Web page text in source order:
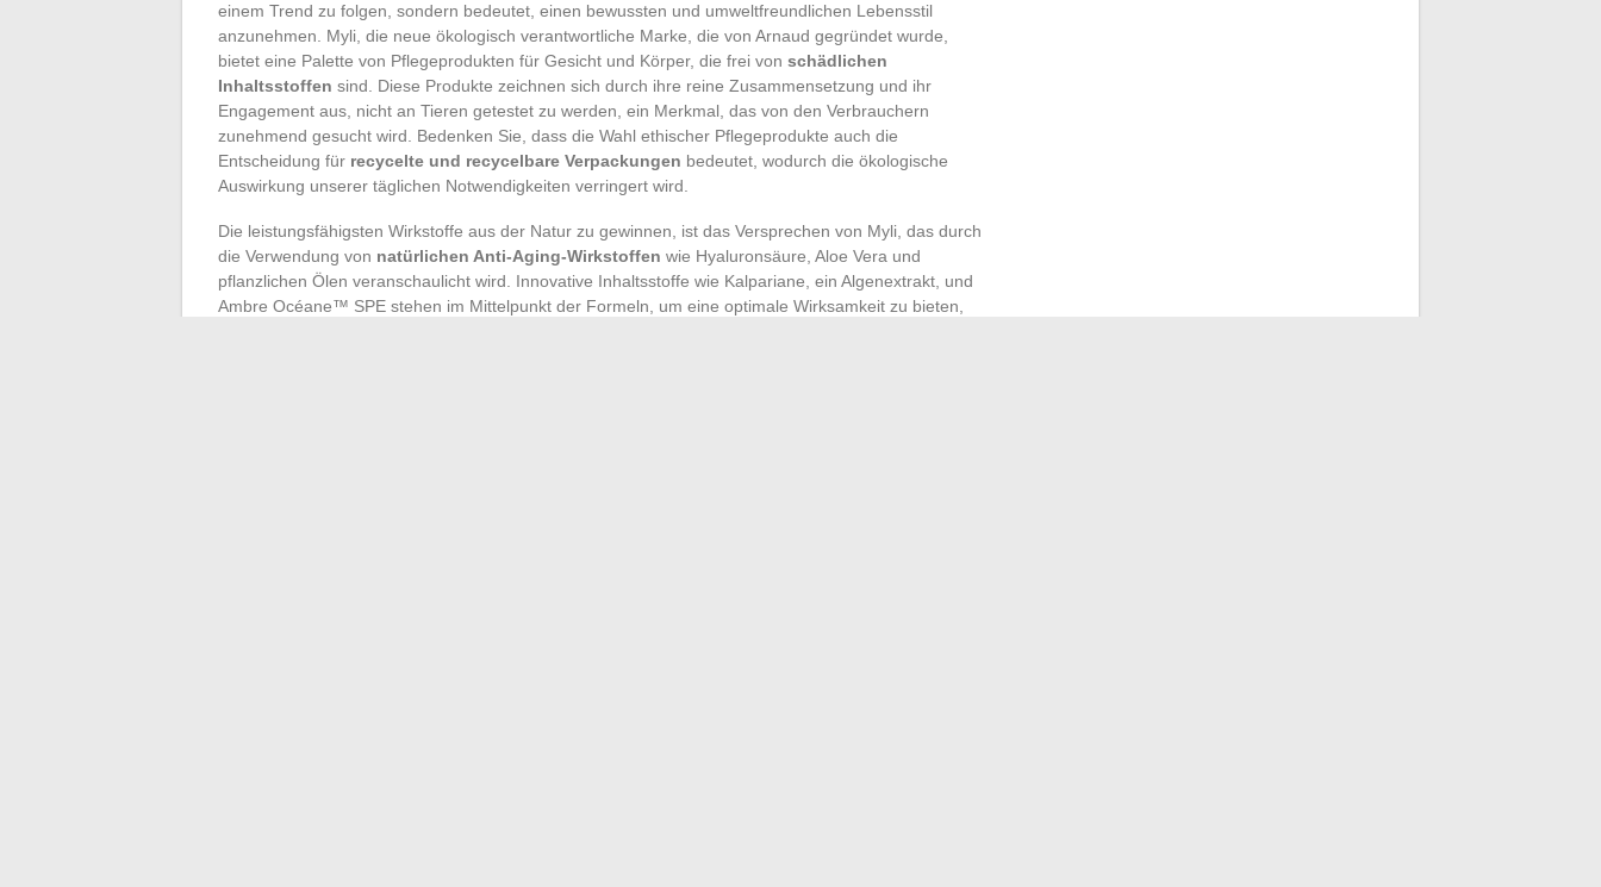
einem Trend zu folgen, sondern bedeutet, einen bewussten und umweltfreundlichen Lebensstil
anzunehmen. Myli, die neue ökologisch verantwortliche Marke, die von Arnaud gegründet wurde,
bietet eine Palette von Pflegeprodukten für Gesicht und Körper, die frei von schädlichen
Inhaltsstoffen sind. Diese Produkte zeichnen sich durch ihre reine Zusammensetzung und ihr
Engagement aus, nicht an Tieren getestet zu werden, ein Merkmal, das von den Verbrauchern
zunehmend gesucht wird. Bedenken Sie, dass die Wahl ethischer Pflegeprodukte auch die
Entscheidung für recycelte und recycelbare Verpackungen bedeutet, wodurch die ökologische
Auswirkung unserer täglichen Notwendigkeiten verringert wird.
Die leistungsfähigsten Wirkstoffe aus der Natur zu gewinnen, ist das Versprechen von Myli, das durch
die Verwendung von natürlichen Anti-Aging-Wirkstoffen wie Hyaluronsäure, Aloe Vera und
pflanzlichen Ölen veranschaulicht wird. Innovative Inhaltsstoffe wie Kalpariane, ein Algenextrakt, und
Ambre Océane™ SPE stehen im Mittelpunkt der Formeln, um eine optimale Wirksamkeit zu bieten,